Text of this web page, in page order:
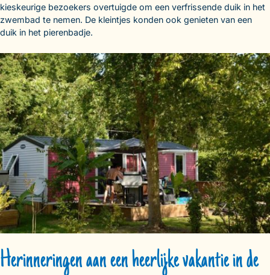
kieskeurige bezoekers overtuigde om een verfrissende duik in het
zwembad te nemen. De kleintjes konden ook genieten van een
duik in het pierenbadje.
Herinneringen aan een heerlijke vakantie in de